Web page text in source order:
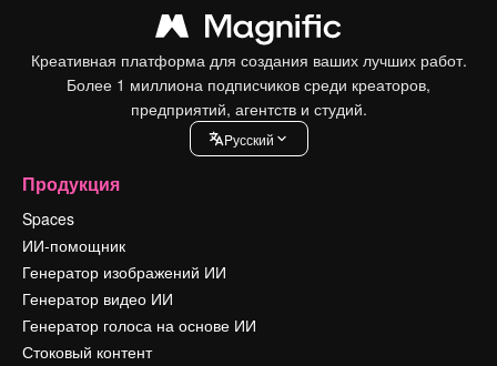
Креативная платформа для создания ваших лучших работ.
Более 1 миллиона подписчиков среди креаторов,
предприятий, агентств и студий.
Pусский
Продукция
Spaces
ИИ-помощник
Генератор изображений ИИ
Генератор видео ИИ
Генератор голоса на основе ИИ
Стоковый контент